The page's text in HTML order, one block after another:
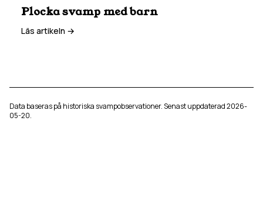
Plocka svamp med barn
Läs artikeln →
Data baseras på historiska svampobservationer. Senast uppdaterad2026-
05-20.